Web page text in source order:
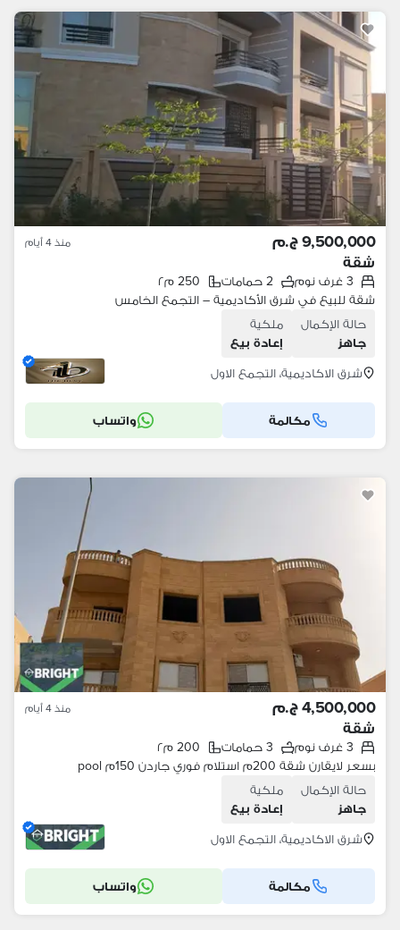
9,500,000 ج.م منذ 4 أيام
شقة
3 غرف نوم 2 حمامات
250 م٢
شقة للبيع في شرق الأكاديمية – التجمع الخامس
حالة الإكمال
جاهز
ملكية
إعادة بيع
شرق الاكاديمية، التجمع الاول
مكالمة واتساب
4,500,000 ج.م منذ 4 أيام
شقة
3 غرف نوم 3 حمامات
200 م٢
بسعر لايقارن شقة 200م استلام فوري جاردن 150م pool
حالة الإكمال
جاهز
ملكية
إعادة بيع
شرق الاكاديمية، التجمع الاول
مكالمة واتساب